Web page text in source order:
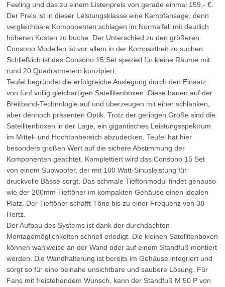
Feeling und das zu einem Listenpreis von gerade einmal 159,- €.
Der Preis ist in dieser Leistungsklasse eine Kampfansage, denn
vergleichbare Komponenten schlagen im Normalfall mit deutlich
höheren Kosten zu buche. Der Unterschied zu den größeren
Consono Modellen ist vor allem in der Kompaktheit zu suchen.
Schließlich ist das Consono 15 Set speziell für kleine Räume mit
rund 20 Quadratmetern konzipiert.
Teufel begründet die erfolgreiche Auslegung durch den Einsatz
von fünf völlig gleichartigen Satellitenboxen. Diese bauen auf der
Breitband-Technologie auf und überzeugen mit einer schlanken,
aber dennoch präsenten Optik. Trotz der geringen Größe sind die
Satellitenboxen in der Lage, ein gigantisches Leistungsspektrum
im Mittel- und Hochtonbereich abzudecken. Teufel hat hier
besonders großen Wert auf die sichere Abstimmung der
Komponenten geachtet. Komplettiert wird das Consono 15 Set
von einem Subwoofer, der mit 100 Watt-Sinusleistung für
druckvolle Bässe sorgt. Das schmale Tieftonmodul findet genauso
wie der 200mm Tieftöner im kompakten Gehäuse einen idealen
Platz. Der Tieftöner schafft Töne bis zu einer Frequenz von 38
Hertz.
Der Aufbau des Systems ist dank der durchdachten
Montagemöglichkeiten schnell erledigt. Die kleinen Satellitenboxen
können wahlweise an der Wand oder auf einem Standfuß montiert
werden. Die Wandhalterung ist bereits im Gehäuse integriert und
sorgt so für eine beinahe unsichtbare und saubere Lösung. Für
Fans mit freistehendem Wunsch, kann der Standfuß M 50 P von